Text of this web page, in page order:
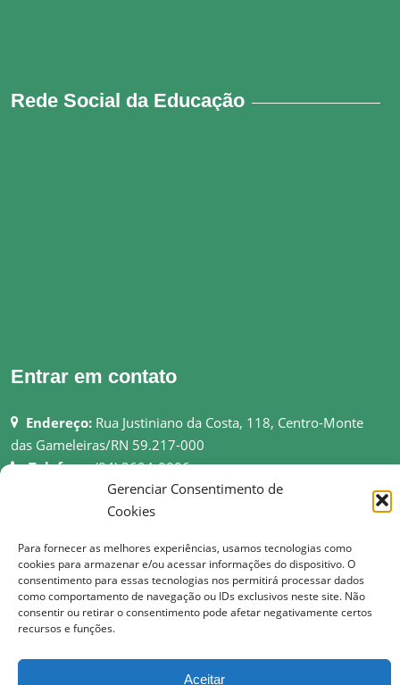
Gerenciar Consentimento de
Cookies
Para fornecer as melhores experiências, usamos tecnologias como
cookies para armazenar e/ou acessar informações do dispositivo. O
consentimento para essas tecnologias nos permitirá processar dados
como comportamento de navegação ou IDs exclusivos neste site. Não
consentir ou retirar o consentimento pode afetar negativamente certos
recursos e funções.
Aceitar
Rede Social da Educação
Entrar em contato
Endereço: Rua Justiniano da Costa, 118, Centro-Monte
das Gameleiras/RN 59.217-000
Telefone:(84) 3694-0006
pmmgameleiras@hotmail.com
http://montedasgameleiras.rn.gov.br
Atendimento ao Público: 08h as 13h